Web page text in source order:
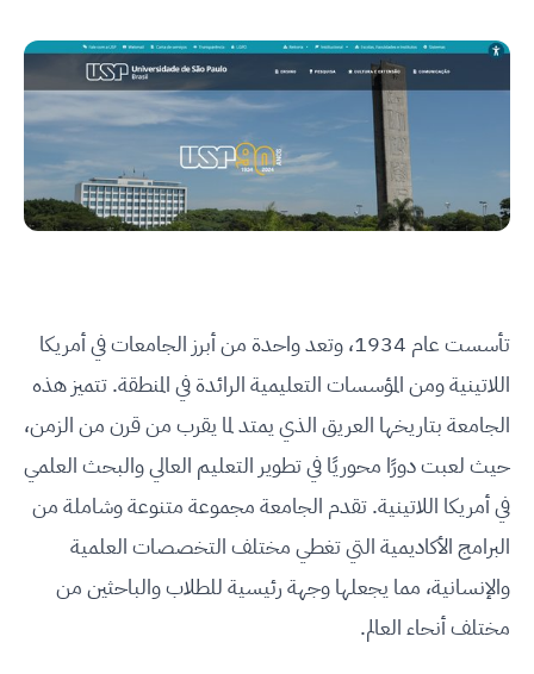
تأسست عام 1934، وتعد واحدة من أبرز الجامعات في أمريكا
اللاتينية ومن المؤسسات التعليمية الرائدة في المنطقة. تتميز هذه
الجامعة بتاريخها العريق الذي يمتد لما يقرب من قرن من الزمن،
حيث لعبت دورًا محوريًا في تطوير التعليم العالي والبحث العلمي
في أمريكا اللاتينية. تقدم الجامعة مجموعة متنوعة وشاملة من
البرامج الأكاديمية التي تغطي مختلف التخصصات العلمية
والإنسانية، مما يجعلها وجهة رئيسية للطلاب والباحثين من
مختلف أنحاء العالم.